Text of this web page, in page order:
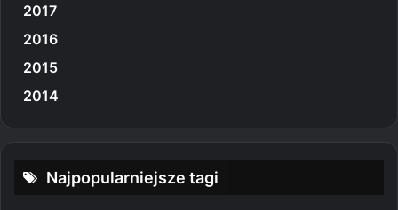
2017
2016
2015
2014
Najpopularniejsze tagi